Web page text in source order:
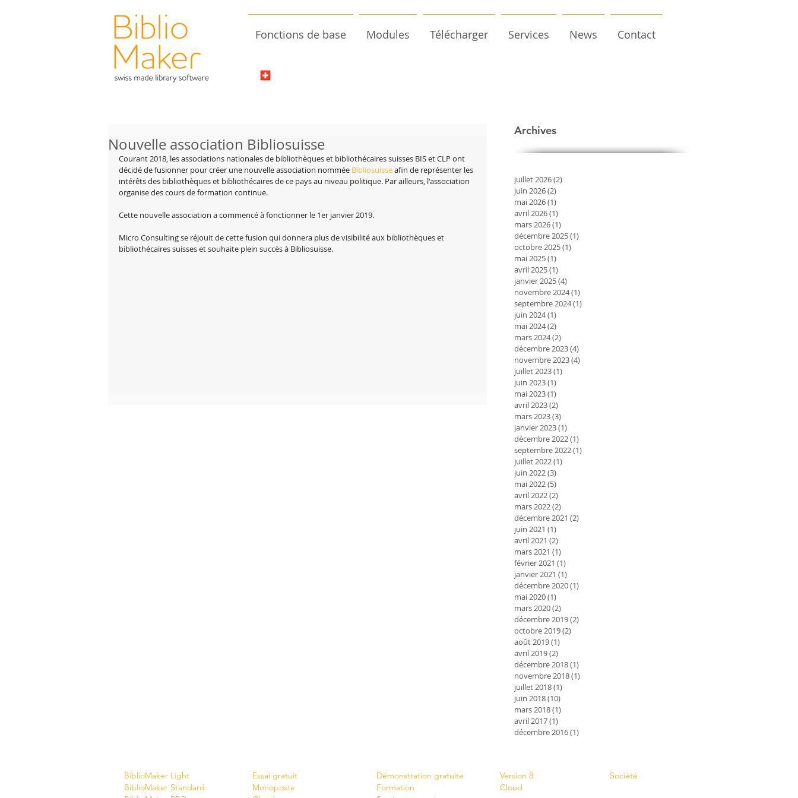
Fonctions de base Modules Télécharger Services News Contact
Nouvelle association Bibliosuisse
Courant 2018, les associations nationales de bibliothèques et bibliothécaires suisses BIS et CLP ont
décidé de fusionner pour créer une nouvelle association nommée Bibliosuisse afin de représenter les
intérêts des bibliothèques et bibliothécaires de ce pays au niveau politique. Par ailleurs, l'association
organise des cours de formation continue.
Cette nouvelle association a commencé à fonctionner le 1er janvier 2019.
Micro Consulting se réjouit de cette fusion qui donnera plus de visibilité aux bibliothèques et
bibliothécaires suisses et souhaite plein succès à Bibliosuisse.
Archives
juillet 2026(2)
juin 2026(2)
mai 2026(1)
avril 2026(1)
mars 2026(1)
décembre 2025(1)
octobre 2025(1)
mai 2025(1)
avril 2025(1)
janvier 2025(4)
novembre 2024(1)
septembre 2024(1)
juin 2024(1)
mai 2024(2)
mars 2024(2)
décembre 2023(4)
novembre 2023(4)
juillet 2023(1)
juin 2023(1)
mai 2023(1)
avril 2023(2)
mars 2023(3)
janvier 2023(1)
décembre 2022(1)
septembre 2022(1)
juillet 2022(1)
juin 2022(3)
mai 2022(5)
avril 2022(2)
mars 2022(2)
décembre 2021 (2)
juin 2021 (1)
avril 2021 (2)
mars 2021 (1)
février 2021 (1)
janvier 2021 (1)
décembre 2020(1)
mai 2020(1)
mars 2020(2)
décembre 2019(2)
octobre 2019(2)
août 2019(1)
avril 2019(2)
décembre 2018(1)
novembre 2018(1)
juillet 2018(1)
juin 2018(10)
mars 2018(1)
avril 2017(1)
décembre 2016(1)
BiblioMaker Light
BiblioMaker Standard
Essai gratuit
Monoposte
Démonstration gratuite
Formation
Version 8
Cloud
Société